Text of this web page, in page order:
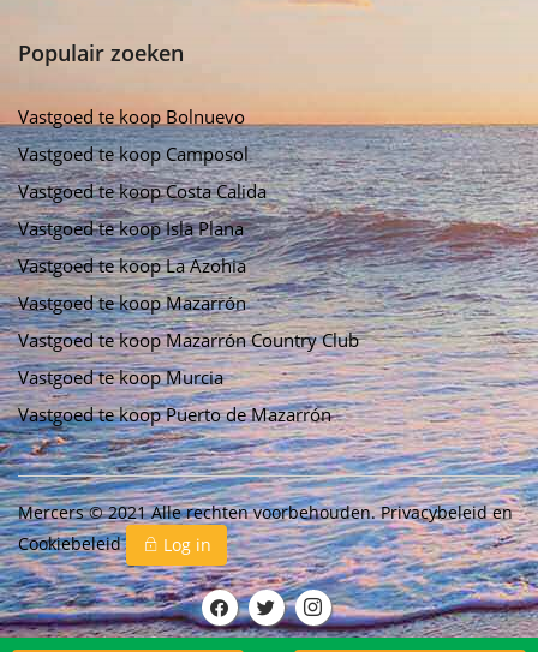
Populair zoeken
Vastgoed te koop Bolnuevo
Vastgoed te koop Camposol
Vastgoed te koop Costa Calida
Vastgoed te koop Isla Plana
Vastgoed te koop La Azohia
Vastgoed te koop Mazarrón
Vastgoed te koop Mazarrón Country Club
Vastgoed te koop Murcia
Vastgoed te koop Puerto de Mazarrón
Mercers © 2021 Alle rechten voorbehouden.Privacybeleiden
Cookiebeleid
Log in